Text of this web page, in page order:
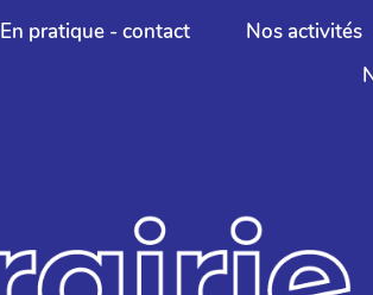
En pratique - contact Nos activités